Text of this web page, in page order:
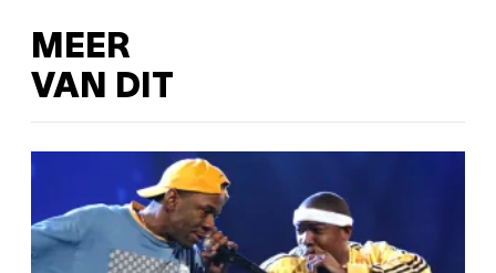
MEER
VAN DIT